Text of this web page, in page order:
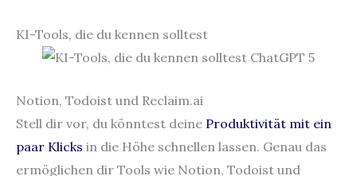
KI-Tools, die du kennen solltest
Notion, Todoist und Reclaim.ai
Stell dir vor, du könntest deine Produktivität mit ein
paar Klicks in die Höhe schnellen lassen. Genau das
ermöglichen dir Tools wie Notion, Todoist und